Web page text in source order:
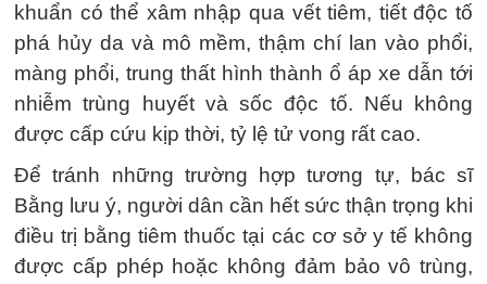
khuẩn có thể xâm nhập qua vết tiêm, tiết độc tố
phá hủy da và mô mềm, thậm chí lan vào phổi,
màng phổi, trung thất hình thành ổ áp xe dẫn tới
nhiễm trùng huyết và sốc độc tố. Nếu không
được cấp cứu kịp thời, tỷ lệ tử vong rất cao.
Để tránh những trường hợp tương tự, bác sĩ
Bằng lưu ý, người dân cần hết sức thận trọng khi
điều trị bằng tiêm thuốc tại các cơ sở y tế không
được cấp phép hoặc không đảm bảo vô trùng,